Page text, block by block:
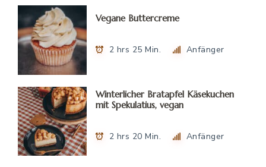
Vegane Buttercreme
2 hrs 25 Min. Anfänger
Winterlicher Bratapfel Käsekuchen
mit Spekulatius, vegan
2 hrs 20 Min. Anfänger